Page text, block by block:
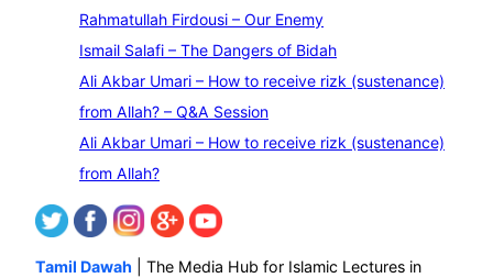
Rahmatullah Firdousi – Our Enemy
Ismail Salafi – The Dangers of Bidah
Ali Akbar Umari – How to receive rizk (sustenance)
from Allah? – Q&A Session
Ali Akbar Umari – How to receive rizk (sustenance)
from Allah?
Tamil Dawah | The Media Hub for Islamic Lectures in